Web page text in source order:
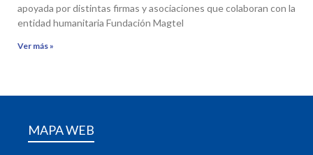
apoyada por distintas firmas y asociaciones que colaboran con la
entidad humanitaria Fundación Magtel
Ver más »
MAPA WEB